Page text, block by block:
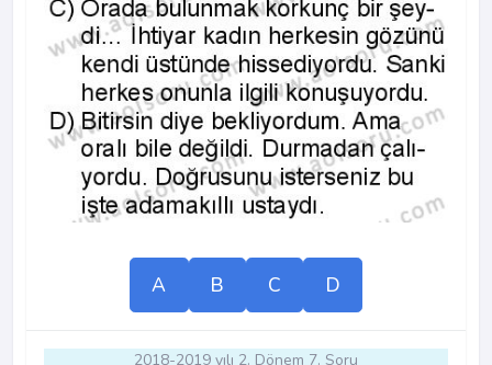
A B C D
2018-2019 yılı 2. Dönem 7. Soru